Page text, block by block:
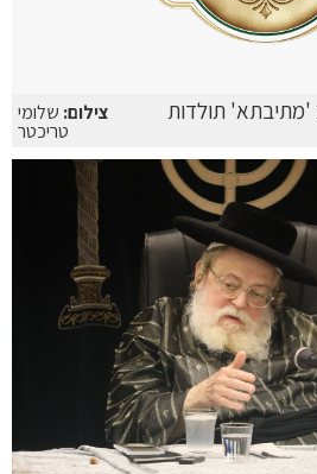
תולדות צילום: שלומי
טריכטר